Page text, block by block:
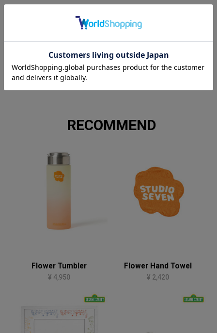
White, Black, Orange
サイズ
M, L
コットン100％
品番
70865397
RECOMMEND
Flower Tumbler
¥ 4,950
Flower Hand Towel
¥ 2,420